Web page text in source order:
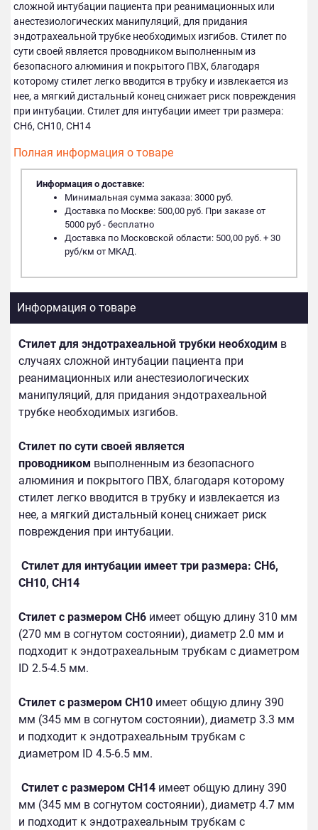
сложной интубации пациента при реанимационных или
анестезиологических манипуляций, для придания
эндотрахеальной трубке необходимых изгибов. Стилет по
сути своей является проводником выполненным из
безопасного алюминия и покрытого ПВХ, благодаря
которому стилет легко вводится в трубку и извлекается из
нее, а мягкий дистальный конец снижает риск повреждения
при интубации. Стилет для интубации имеет три размера:
СH6, СH10, CH14
Полная информация о товаре
Информация о доставке:
Минимальная сумма заказа: 3000 руб.
Доставка по Москве: 500,00 руб. При заказе от
5000 руб - бесплатно
Доставка по Московской области: 500,00 руб. + 30
руб/км от МКАД.
Информация о товаре
Стилет для эндотрахеальной трубки необходим в
случаях сложной интубации пациента при
реанимационных или анестезиологических
манипуляций, для придания эндотрахеальной
трубке необходимых изгибов.
Стилет по сути своей является
проводником выполненным из безопасного
алюминия и покрытого ПВХ, благодаря которому
стилет легко вводится в трубку и извлекается из
нее, а мягкий дистальный конец снижает риск
повреждения при интубации.
Стилет для интубации имеет три размера: СH6,
СH10, CH14
Стилет с размером CH6 имеет общую длину 310 мм
(270 мм в согнутом состоянии), диаметр 2.0 мм и
подходит к эндотрахеальным трубкам с диаметром
ID 2.5-4.5 мм.
Стилет с размером CH10 имеет общую длину 390
мм (345 мм в согнутом состоянии), диаметр 3.3 мм
и подходит к эндотрахеальным трубкам с
диаметром ID 4.5-6.5 мм.
Стилет с размером CH14 имеет общую длину 390
мм (345 мм в согнутом состоянии), диаметр 4.7 мм
и подходит к эндотрахеальным трубкам с